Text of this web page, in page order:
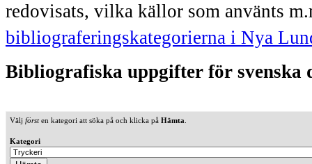
redovisats, vilka källor som använts
bibliograferingskategorierna i Nya
Bibliografiska uppgifter för svenska
Välj försten kategori att söka på och klicka på Hämta
Kategori